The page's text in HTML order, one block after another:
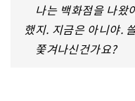
나는 백화점을 나왔
했지. 지금은 아니야.
쫓겨나신건가요?